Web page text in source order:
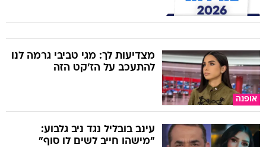
אופנה
מצדיעות לך: מגי טביבי גרמה לנו
להתעכב על הז'קט הזה
עינב בובליל נגד ניב גלבוע:
"מישהו חייב לשים לו סוף"